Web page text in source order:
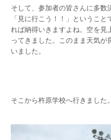
そして、参加者の皆さんに多数
「見に行こう！！」というこ
れば納得いきますよね。空を見
ってきました。このまま天気が
いました。
そこから杵原学校へ行きました。